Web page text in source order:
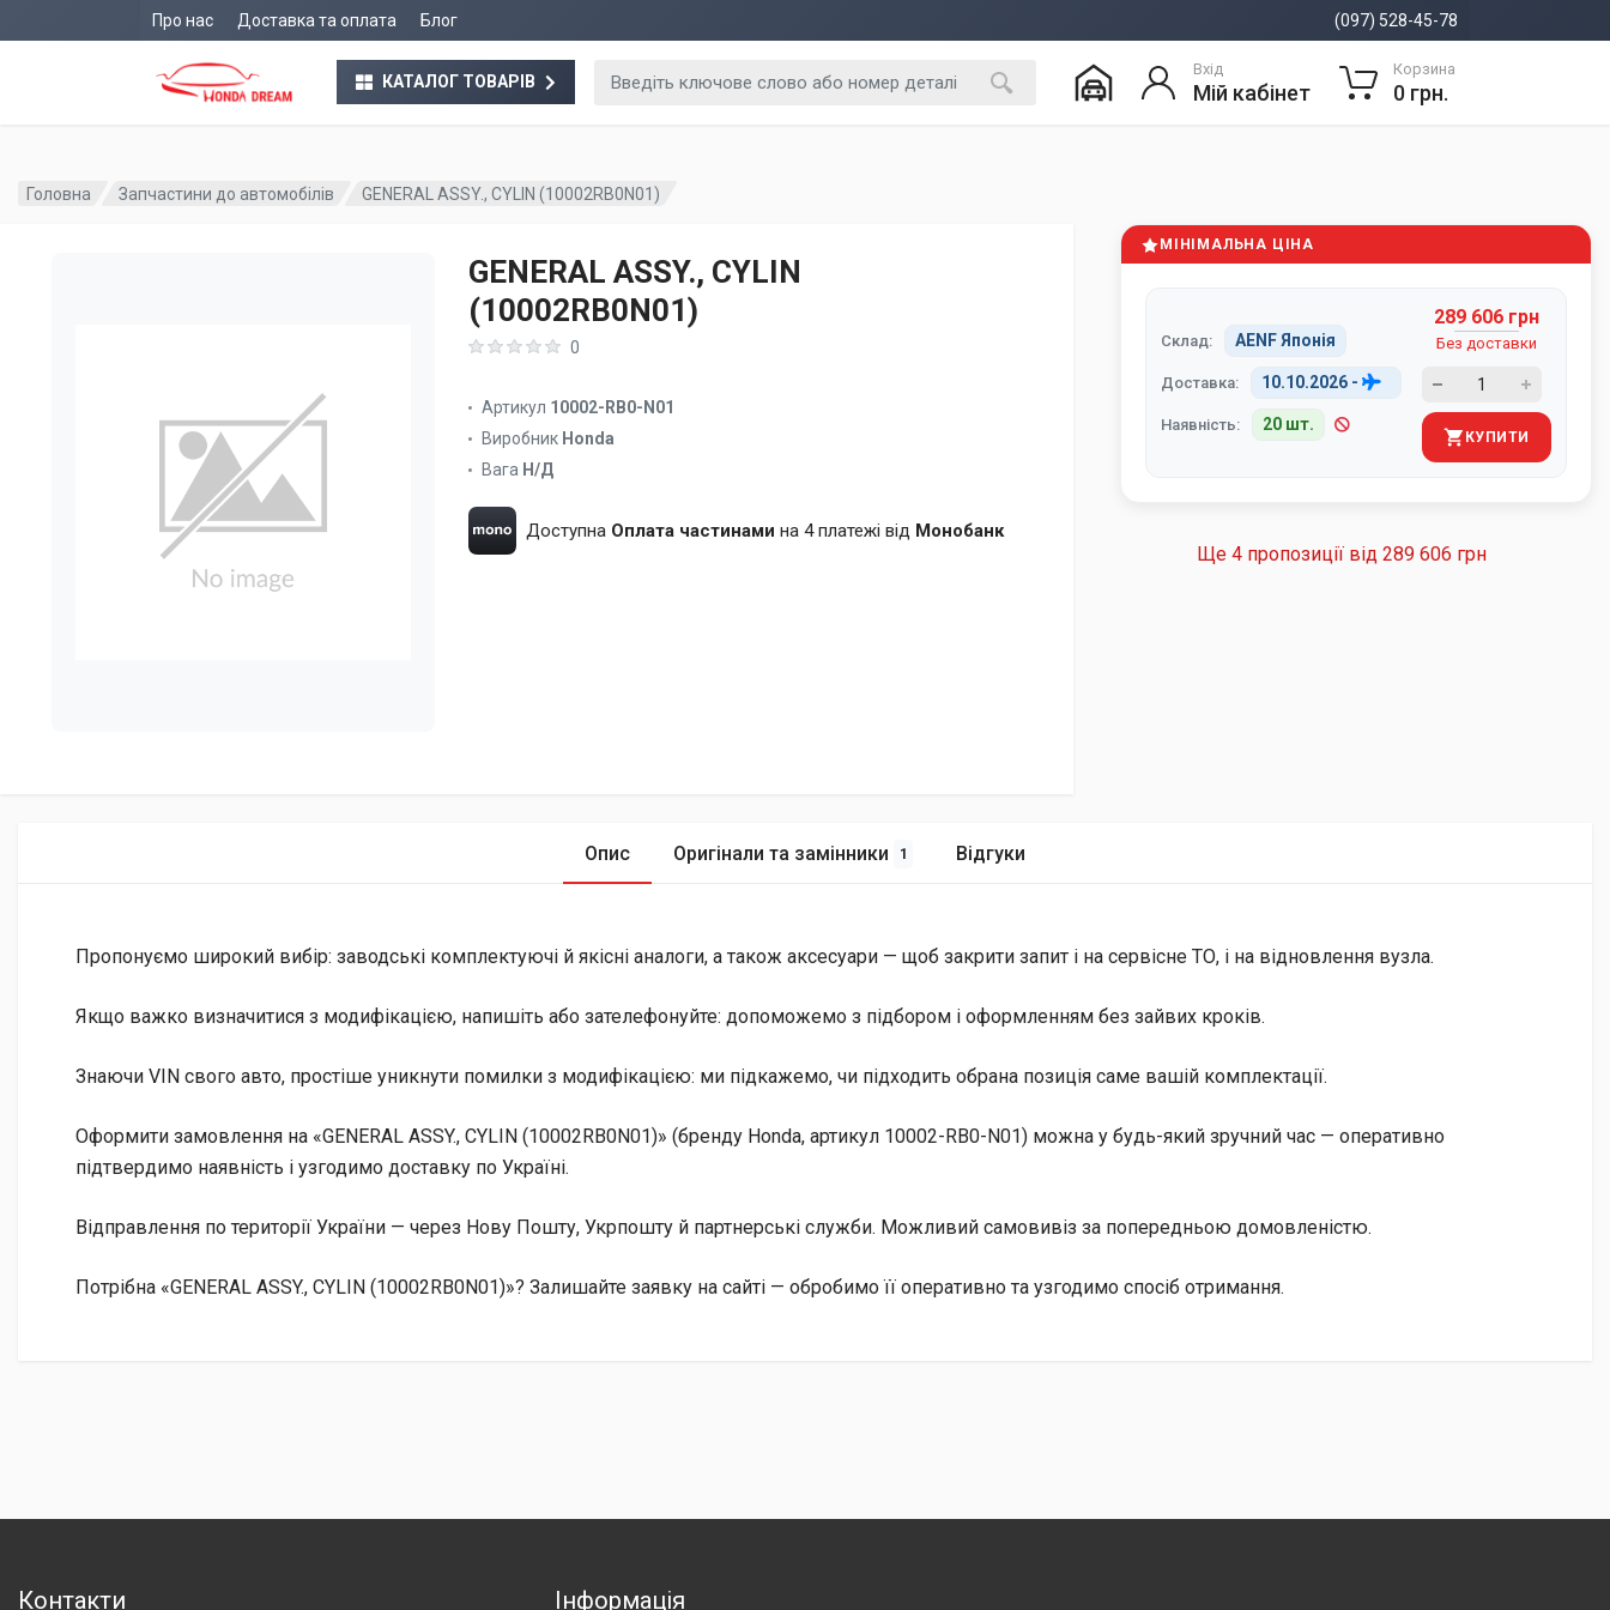
Про нас Доставка та оплата Блог (097) 528-45-78
КАТАЛОГ ТОВАРІВ
Вхід
Мій кабінет
Корзина
0 грн.
Головна Запчастини до автомобілів GENERAL ASSY., CYLIN (10002RB0N01)
GENERAL ASSY., CYLIN
(10002RB0N01)
0
Артикул 10002-RB0-N01
Виробник Honda
Вага Н/Д
Доступна Оплата частинами на 4 платежі від Монобанк
МІНІМАЛЬНА ЦІНА
Склад: AENF Японія
Доставка: 10.10.2026 -
Наявність: 20 шт.
289 606 грн
Без доставки
КУПИТИ
Ще 4 пропозиції від 289 606 грн
Опис Оригінали та замінники 1 Відгуки
Пропонуємо широкий вибір: заводські комплектуючі й якісні аналоги, а також аксесуари — щоб закрити запит і на сервісне ТО, і на відновлення вузла.
Якщо важко визначитися з модифікацією, напишіть або зателефонуйте: допоможемо з підбором і оформленням без зайвих кроків.
Знаючи VIN свого авто, простіше уникнути помилки з модифікацією: ми підкажемо, чи підходить обрана позиція саме вашій комплектації.
Оформити замовлення на «GENERAL ASSY., CYLIN (10002RB0N01)» (бренду Honda, артикул 10002-RB0-N01) можна у будь-який зручний час — оперативно
підтвердимо наявність і узгодимо доставку по Україні.
Відправлення по території України — через Нову Пошту, Укрпошту й партнерські служби. Можливий самовивіз за попередньою домовленістю.
Потрібна «GENERAL ASSY., CYLIN (10002RB0N01)»? Залишайте заявку на сайті — обробимо її оперативно та узгодимо спосіб отримання.
Контакти Інформація